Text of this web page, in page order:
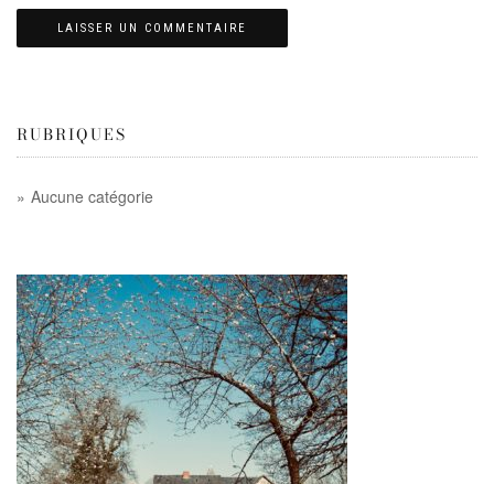
RUBRIQUES
Aucune catégorie